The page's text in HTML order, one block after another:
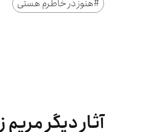
#هنوز در خاطرم هستی
آثار دیگر